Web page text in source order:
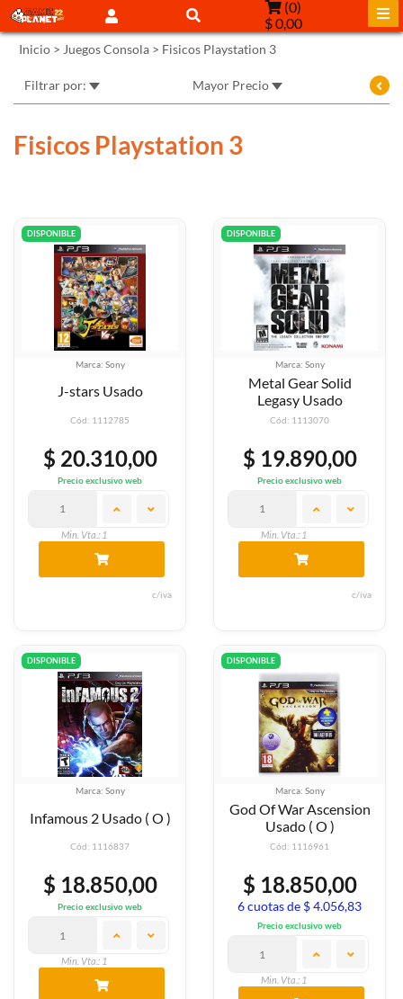
(0)
$ 0,00
Inicio > Juegos Consola > Fisicos Playstation 3
Filtrar por: Mayor Precio
Fisicos Playstation 3
DISPONIBLE
Marca: Sony
J-stars Usado
Cód: 1112785
$ 20.310,00
Precio exclusivo web
Min. Vta.: 1
c/iva
DISPONIBLE
Marca: Sony
Metal Gear Solid
Legasy Usado
Cód: 1113070
$ 19.890,00
Precio exclusivo web
Min. Vta.: 1
c/iva
DISPONIBLE
Marca: Sony
Infamous 2 Usado ( O )
Cód: 1116837
$ 18.850,00
Precio exclusivo web
Min. Vta.: 1
DISPONIBLE
Marca: Sony
God Of War Ascension
Usado ( O )
Cód: 1116961
$ 18.850,00
6 cuotas de $ 4.056,83
Precio exclusivo web
Min. Vta.: 1